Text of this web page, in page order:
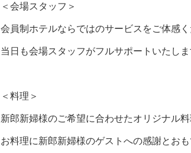
＜会場スタッフ＞
会員制ホテルならではのサービスをご体感く
当日も会場スタッフがフルサポートいたしま
＜料理＞
新郎新婦様のご希望に合わせたオリジナル料
お料理に新郎新婦様のゲストへの感謝とお